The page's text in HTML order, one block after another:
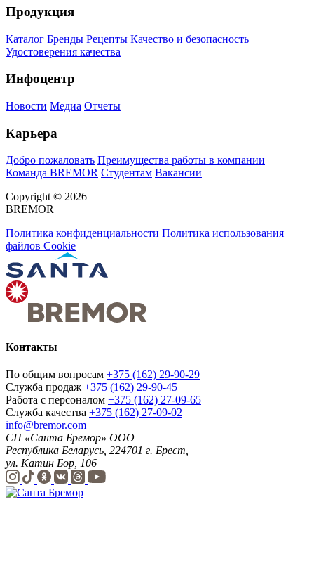
Продукция
Каталог Бренды Рецепты Качество и безопасность
Удостоверения качества
Инфоцентр
Новости Медиа Отчеты
Карьера
Добро пожаловать Преимущества работы в компании
Команда BREMOR Студентам Вакансии
Copyright © 2026
BREMOR
Политика конфиденциальности Политика использования
файлов Cookie
Контакты
По общим вопросам +375 (162) 29-90-29
Служба продаж +375 (162) 29-90-45
Работа с персоналом +375 (162) 27-09-65
Служба качества +375 (162) 27-09-02
info@bremor.com
СП «Санта Бремор» ООО
Республика Беларусь, 224701 г. Брест,
ул. Катин Бор, 106